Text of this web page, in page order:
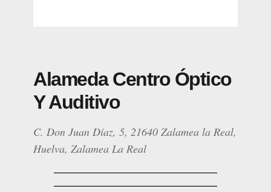
Alameda Centro Óptico
Y Auditivo
C. Don Juan Díaz, 5, 21640 Zalamea la Real,
Huelva, Zalamea La Real